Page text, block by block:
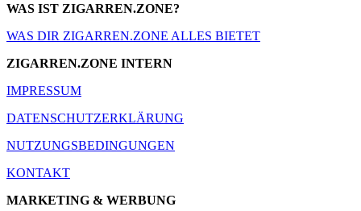
WAS IST ZIGARREN.ZONE?
WAS DIR ZIGARREN.ZONE ALLES BIETET
ZIGARREN.ZONE INTERN
IMPRESSUM
DATENSCHUTZERKLÄRUNG
NUTZUNGSBEDINGUNGEN
KONTAKT
MARKETING & WERBUNG